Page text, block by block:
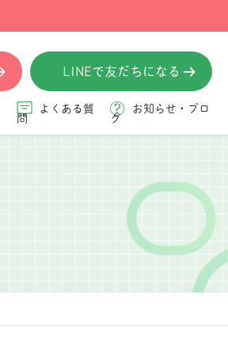
LINEで友だちになる
よくある質
問
お知らせ・ブロ
グ